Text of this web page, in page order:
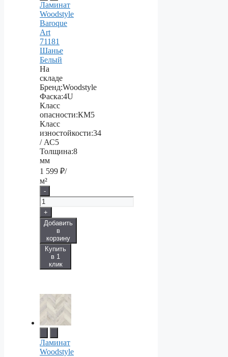
Ламинат
Woodstyle
Baroque
Art
71181
Шанье
Белый
На
складе
Бренд:Woodstyle
Фаска:4U
Класс
опасности:КМ5
Класс
изностойкости:34
/ АС5
Толщина:8
мм
1 599 ₽/
м²
-
+
Добавить
в
корзину
Купить
в 1
клик
Ламинат
Woodstyle